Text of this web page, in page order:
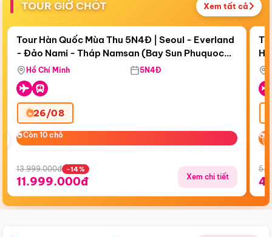
TOUR GIỜ CHÓT Xem tất cả
Còn18 ngày 07:00:54
Bay Sun Phuquoc Airways
Điểm nổi bật
Tour Hàn Quốc Mùa Thu 5N4Đ | Seoul - Everland
- Đảo Nami - Tháp Namsan (Bay Sun Phuquoc
Airways)
Hồ Chí Minh 5N4Đ
26/08
Còn 10 chỗ
Còn 10 chỗ
13.999.000đ -14%
11.999.000đ Xem chi tiết